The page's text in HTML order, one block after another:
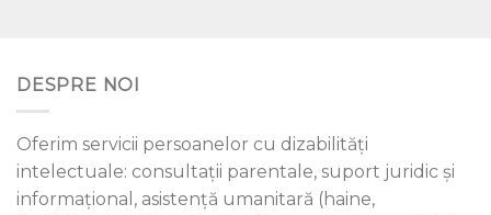
DESPRE NOI
Oferim servicii persoanelor cu dizabilități
intelectuale: consultații parentale, suport juridic și
informațional, asistență umanitară (haine,